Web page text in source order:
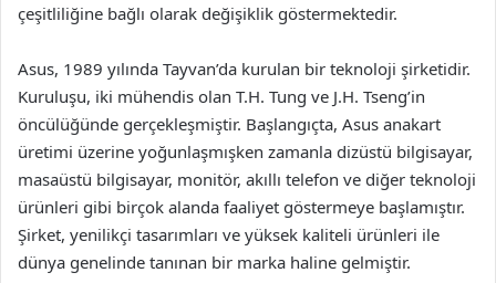
çeşitliliğine bağlı olarak değişiklik göstermektedir.
Asus, 1989 yılında Tayvan’da kurulan bir teknoloji şirketidir.
Kuruluşu, iki mühendis olan T.H. Tung ve J.H. Tseng’in
öncülüğünde gerçekleşmiştir. Başlangıçta, Asus anakart
üretimi üzerine yoğunlaşmışken zamanla dizüstü bilgisayar,
masaüstü bilgisayar, monitör, akıllı telefon ve diğer teknoloji
ürünleri gibi birçok alanda faaliyet göstermeye başlamıştır.
Şirket, yenilikçi tasarımları ve yüksek kaliteli ürünleri ile
dünya genelinde tanınan bir marka haline gelmiştir.